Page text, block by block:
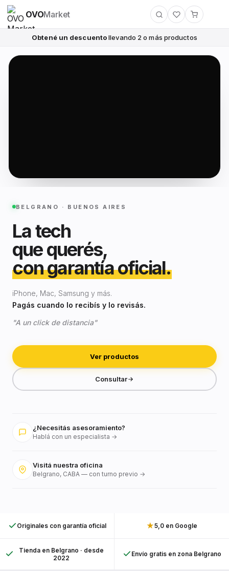
OVOMarket
Obtené un descuentollevando 2 o más productos
BELGRANO · BUENOS AIRES
La tech
que querés,
con garantía oficial.
iPhone, Mac, Samsung y más.
Pagás cuando lo recibís y lo revisás.
"A un click de distancia"
Ver productos
Consultar
¿Necesitás asesoramiento?
Hablá con un especialista →
Visitá nuestra oficina
Belgrano, CABA — con turno previo →
Originales con garantía oficial ★5,0 en Google
Tienda en Belgrano · desde
2022
Envío gratis en zona Belgrano